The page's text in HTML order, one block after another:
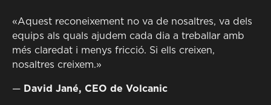
«Aquest reconeixement no va de nosaltres, va dels
equips als quals ajudem cada dia a treballar amb
més claredat i menys fricció. Si ells creixen,
nosaltres creixem.»
— David Jané, CEO de Volcanic